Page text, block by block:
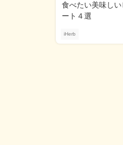
iHerb
食べたい美味し
ート４選